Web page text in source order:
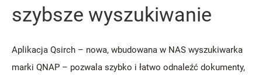
szybsze wyszukiwanie
Aplikacja Qsirch – nowa, wbudowana w NAS wyszukiwarka
marki QNAP – pozwala szybko i łatwo odnaleźć dokumenty,